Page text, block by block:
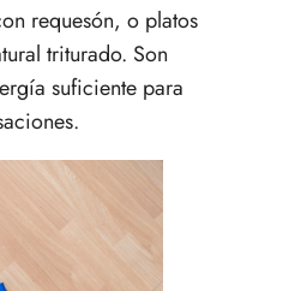
requesón, o platos
triturado. Son
suficiente para